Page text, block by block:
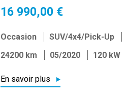
16 990,00 €
Occasion SUV/4x4/Pick-Up
24200 km
05/2020 120 kW
En savoir plus